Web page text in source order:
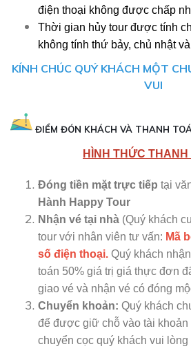
điện thoại không được chấp
Thời gian hủy tour được tính
không tính thứ bảy, chủ nhật
KÍNH CHÚC QUÝ KHÁCH MỘT
VUI
ĐIỂM ĐÓN KHÁCH VÀ THANH
HÌNH THỨC THANH
Đóng tiền mặt trực tiếp tại
Hành Happy Tour
Nhận vé tại nhà (Quý khách
tour với nhân viên tư vấn: Mã
số điện thoại. Quý khách
toán 50% giá trị giá thực đơn
giao vé và nhận vé có đóng
Chuyển khoản: Quý khách
để được giữ chỗ vào tài khoản
chuyển cọc quý khách vui lòng